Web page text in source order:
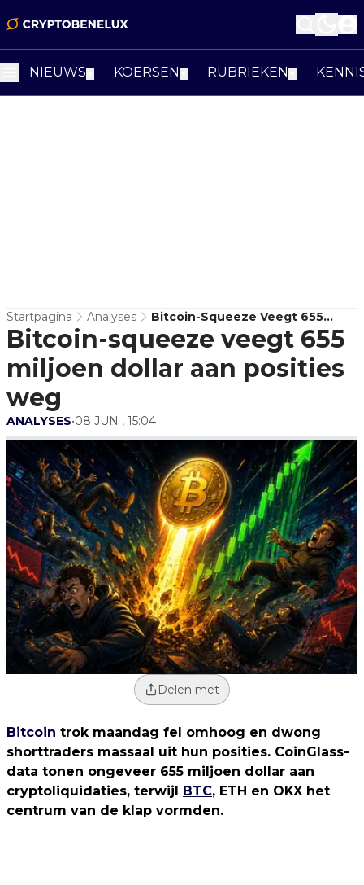
NIEUWS KOERSEN RUBRIEKEN
Startpagina Analyses
Bitcoin-Squeeze Veegt 655
Miljoen Dollar Aan Posities Weg
Bitcoin-squeeze veegt 655
miljoen dollar aan posities
weg
ANALYSES•08 JUN , 15:04
Delen met
Bitcoin trok maandag fel omhoog en dwong
shorttraders massaal uit hun posities. CoinGlass-
data tonen ongeveer 655 miljoen dollar aan
cryptoliquidaties, terwijl BTC, ETH en OKX het
centrum van de klap vormden.